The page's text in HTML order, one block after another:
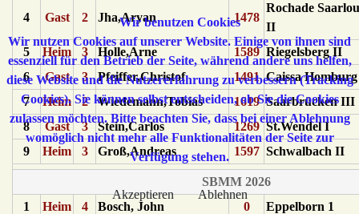
4 Gast 2 Jha,Aryan 1478
Rochade
II
5
Heim 3 Holle,Arne 1589 Riegelsberg II
6
Gast 3 Pfeiffer,Christof 1491 Caissa
7
Heim 2 Wiedemann,Tobias 1619 Saarbrücken III
8
Gast 3 Stein,Carlos 1269 St.Wendel I
9
Heim 3 Groß,Andreas 1597 Schwalbach II
SBMM 2026
1
Heim 4 Bosch, John 0 Eppelborn 1
Wir benutzen Cookies
Wir nutzen Cookies auf unserer Website. Einige von ihnen sind
essenziell für den Betrieb der Seite, während andere uns helfen,
diese Website und die Nutzererfahrung zu verbessern (Tracking
Cookies). Sie können selbst entscheiden, ob Sie die Cookies
zulassen möchten. Bitte beachten Sie, dass bei einer Ablehnung
womöglich nicht mehr alle Funktionalitäten der Seite zur
Verfügung stehen.
Akzeptieren Ablehnen